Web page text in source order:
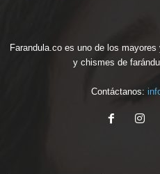
Farandula.co es uno de los
y chismes de
Contáctanos: